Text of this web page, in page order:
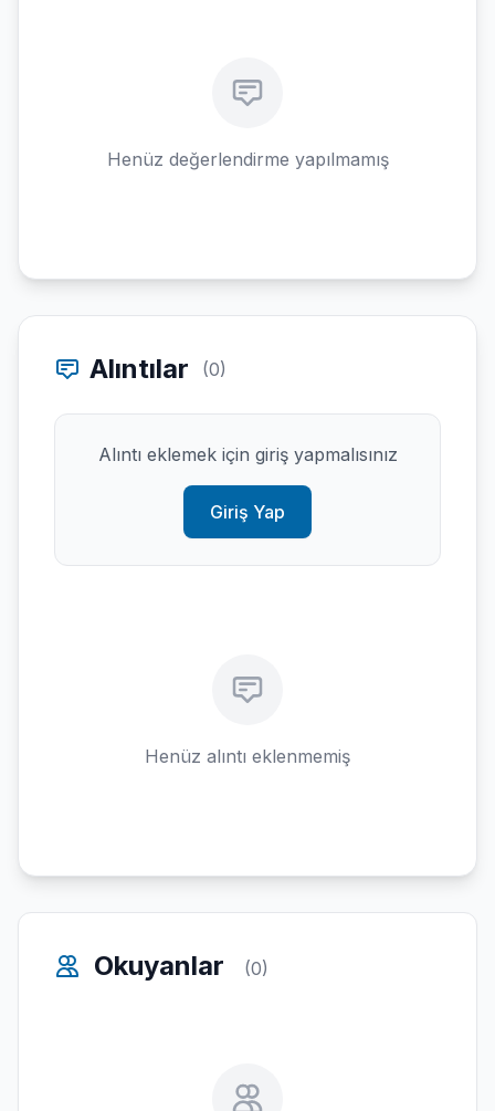
Henüz değerlendirme yapılmamış
Alıntılar (0)
Alıntı eklemek için giriş yapmalısınız
Giriş Yap
Henüz alıntı eklenmemiş
Okuyanlar (0)